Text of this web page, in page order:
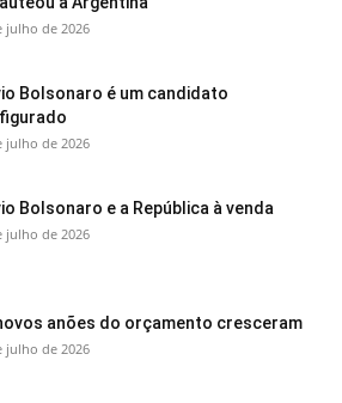
julho de 2026
Bolsonaro é um candidato
julho de 2026
Bolsonaro e a República à venda
julho de 2026
anões do orçamento cresceram
julho de 2026